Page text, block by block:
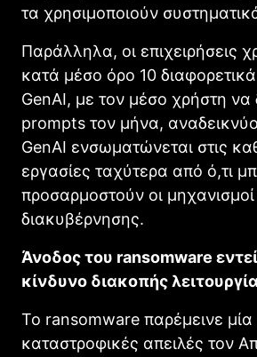
τα χρησιμοποιούν
Παράλληλα, οι επιχειρήσεις
κατά μέσο όρο 10
GenAI, με τον μέσο χρήστη να
prompts τον μήνα,
GenAI ενσωματώνεται στις
εργασίες ταχύτερα από ό,τι
προσαρμοστούν οι
διακυβέρνησης.
Άνοδος του ransomware
κίνδυνο διακοπής
Το ransomware παρέμεινε μία
καταστροφικές απειλές τον